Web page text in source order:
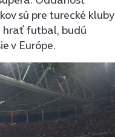
sú pre turecké kluby
hrať futbal, budú
v Európe.